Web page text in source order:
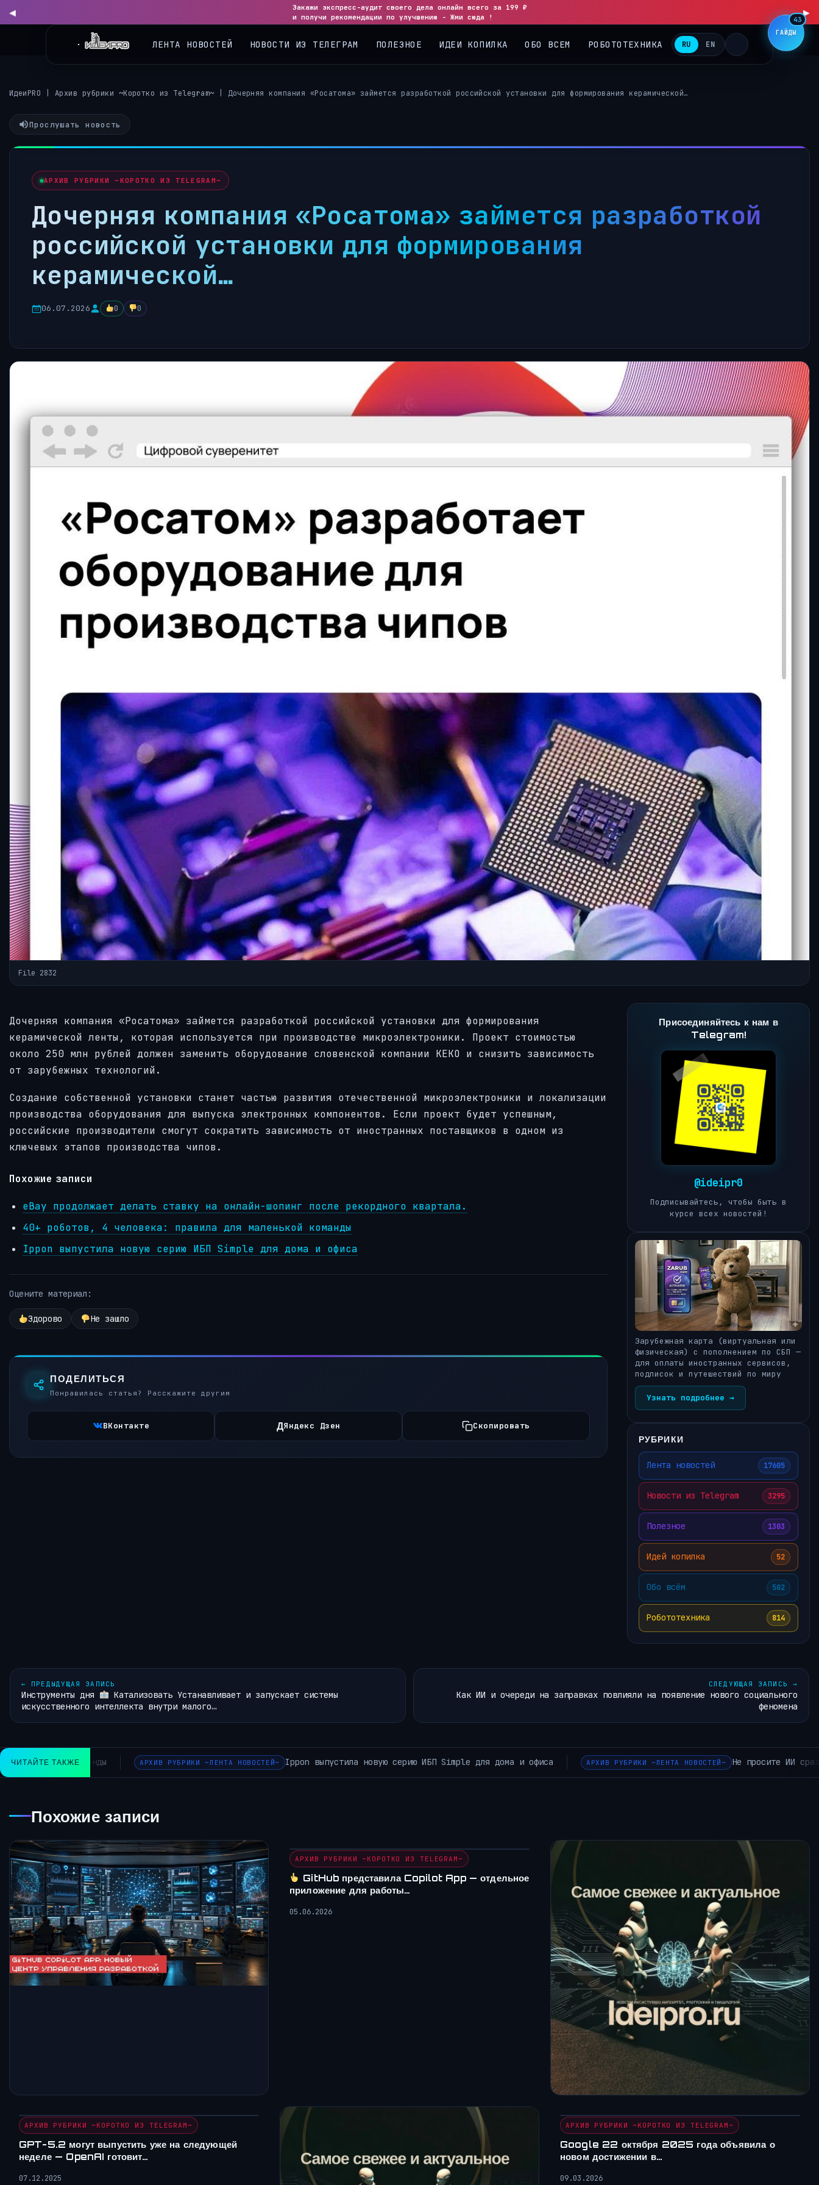
◀
Закажи экспресс-аудит своего дела онлайн всего за 199 ₽
и получи рекомендации по улучшению - Жми сюда !
▶
RU EN
ИдеиPRO Архив рубрики ~Коротко из Telegram~ Дочерняя компания «Росатома» займется разработкой российской установки для формирования керамической…
Прослушать новость
АРХИВ РУБРИКИ ~КОРОТКО ИЗ TELEGRAM~
Дочерняя компания «Росатома» займется разработкой
российской установки для формирования
керамической…
06.07.2026 0 0
File 2832
Дочерняя компания «Росатома» займется разработкой российской установки для формирования
керамической ленты, которая используется при производстве микроэлектроники. Проект стоимостью
около 250 млн рублей должен заменить оборудование словенской компании KEKO и снизить зависимость
от зарубежных технологий.
Создание собственной установки станет частью развития отечественной микроэлектроники и локализации
производства оборудования для выпуска электронных компонентов. Если проект будет успешным,
российские производители смогут сократить зависимость от иностранных поставщиков в одном из
ключевых этапов производства чипов.
Похожие записи
eBay продолжает делать ставку на онлайн-шопинг после рекордного квартала.
40+ роботов, 4 человека: правила для маленькой команды
Ippon выпустила новую серию ИБП Simple для дома и офиса
Оцените материал:
Здорово Не зашло
ПОДЕЛИТЬСЯ
Понравилась статья? Расскажите другим
ВКонтакте ДЯндекс Дзен Скопировать
Присоединяйтесь к нам в
Telegram!
@ideipr0
Подписывайтесь, чтобы быть в
курсе всех новостей!
Зарубежная карта (виртуальная или
физическая) с пополнением по СБП —
для оплаты иностранных сервисов,
подписок и путешествий по миру
Узнать подробнее →
РУБРИКИ
Лента новостей 17605
Новости из Telegram 3295
Полезное 1303
Идей копилка 52
Обо всём 502
Робототехника 814
← ПРЕДЫДУЩАЯ ЗАПИСЬ
Инструменты дня
Катализовать Устанавливает и запускает системы
искусственного интеллекта внутри малого…
СЛЕДУЮЩАЯ ЗАПИСЬ →
Как ИИ и очереди на заправках повлияли на появление нового социального
феномена
ЧИТАЙТЕ ТАКЖЕ
новую серию ИБП Simple для дома и офиса АРХИВ РУБРИКИ ~ЛЕНТА НОВОСТЕЙ~ Не просите ИИ сразу писать код, сначала отправьте его на GitHub АРХИВ РУБРИКИ
Похожие записи
АРХИВ РУБРИКИ ~КОРОТКО ИЗ TELEGRAM~
GitHub представила Copilot App — отдельное
приложение для работы…
05.06.2026
АРХИВ РУБРИКИ ~КОРОТКО ИЗ TELEGRAM~
GPT-5.2 могут выпустить уже на следующей
неделе — OpenAI готовит…
07.12.2025
АРХИВ РУБРИКИ ~КОРОТКО ИЗ TELEGRAM~
Google 22 октября 2025 года объявила о
новом достижении в…
09.03.2026
ГАЙДЫ
43